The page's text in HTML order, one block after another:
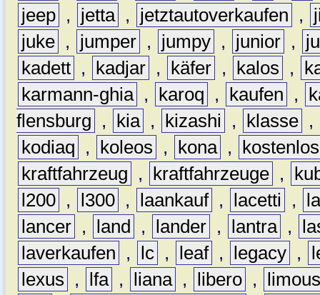
jeep , jetta , jetztautoverkaufen ,
juke , jumper , jumpy , junior ,
kadett , kadjar , käfer , kalos ,
karmann-ghia , karoq , kaufen ,
flensburg
, kia , kizashi , klasse ,
kodiaq
, koleos , kona ,
kostenlos
kraftfahrzeug
, kraftfahrzeuge ,
l200 , l300 , laankauf , lacetti ,
lancer , land , lander , lantra ,
laverkaufen
, lc , leaf , legacy ,
lexus
, lfa , liana , libero ,